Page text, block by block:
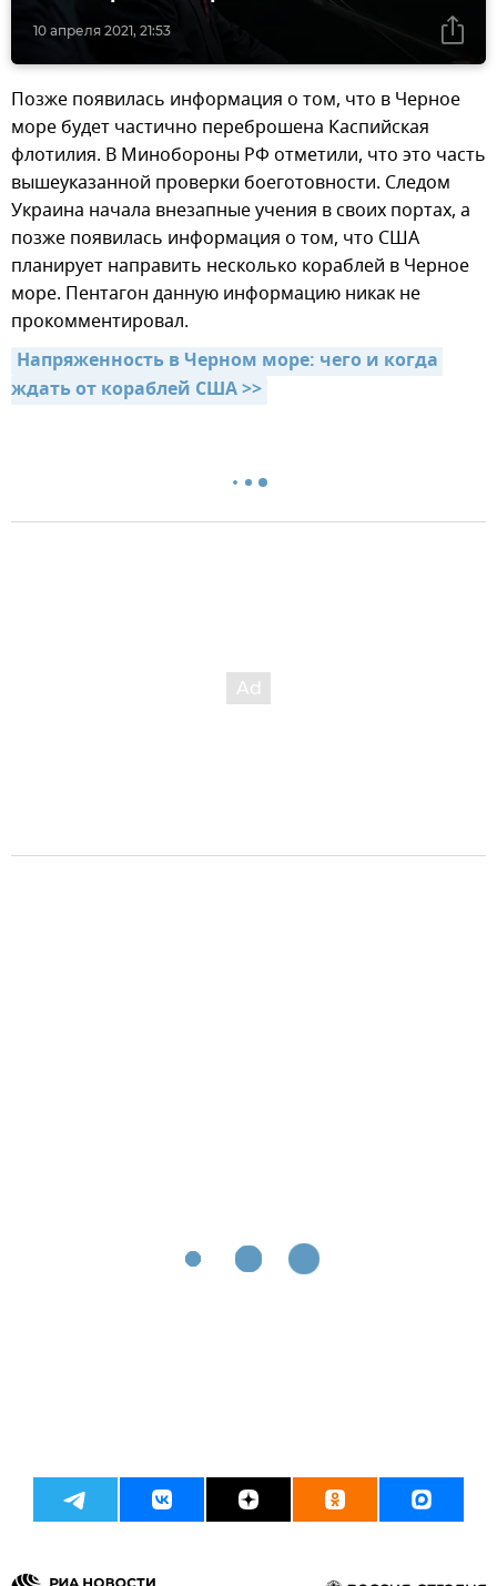
10 апреля 2021, 21:53
Позже появилась информация о том, что в Черное
море будет частично переброшена Каспийская
флотилия. В Минобороны РФ отметили, что это часть
вышеуказанной проверки боеготовности. Следом
Украина начала внезапные учения в своих портах, а
позже появилась информация о том, что США
планирует направить несколько кораблей в Черное
море. Пентагон данную информацию никак не
прокомментировал.
Напряженность в Черном море: чего и когда
ждать от кораблей США >>